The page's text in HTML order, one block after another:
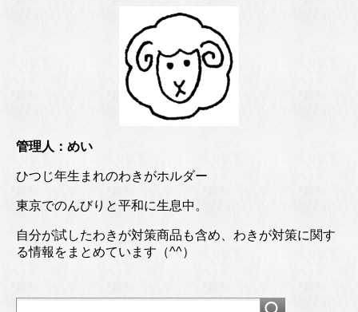
管理人：めい
ひつじ年生まれのわきがホルダー
東京でのんびりと平和に生息中。
自分が試したわきが対策商品も含め、わきが対策に関す
る情報をまとめています（^^）